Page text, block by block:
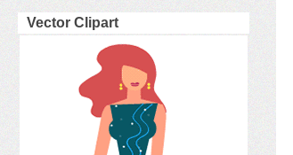
Vector Clipart